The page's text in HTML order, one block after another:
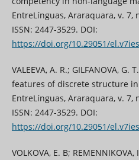
EntreLínguas, Araraquara, v. 7,
ISSN: 2447-3529. DOI:
https://doi.org/10.29051/
VALEEVA, A. R.; GILFANOVA, G.
features of discrete structure
EntreLínguas, Araraquara, v. 7,
ISSN: 2447-3529. DOI:
https://doi.org/10.29051/
VOLKOVA, E. B; REMENNIKOVA,